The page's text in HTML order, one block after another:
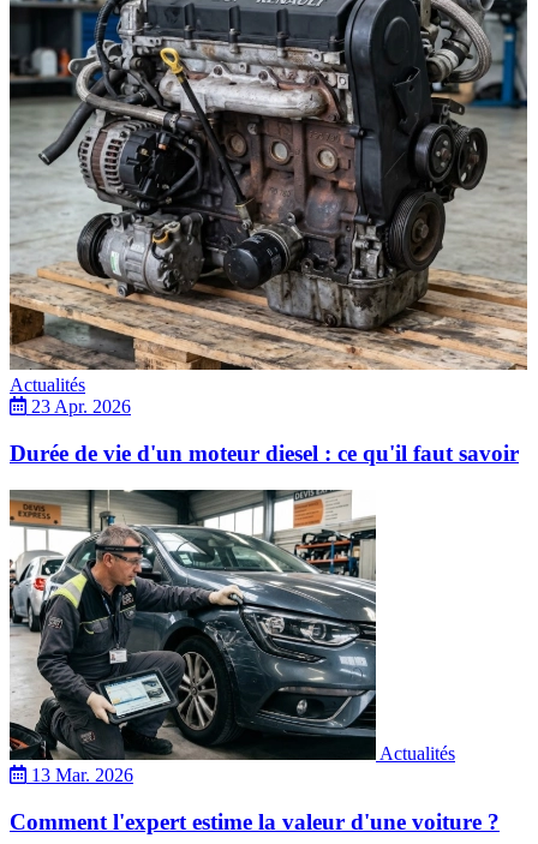
Actualités
23 Apr. 2026
Durée de vie d'un moteur diesel : ce qu'il faut savoir
Actualités
13 Mar. 2026
Comment l'expert estime la valeur d'une voiture ?